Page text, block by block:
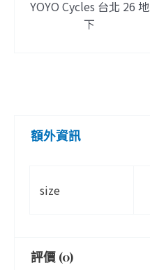
YOYO Cycles 台北 26 地
下
額外資訊
size
評價 (0)